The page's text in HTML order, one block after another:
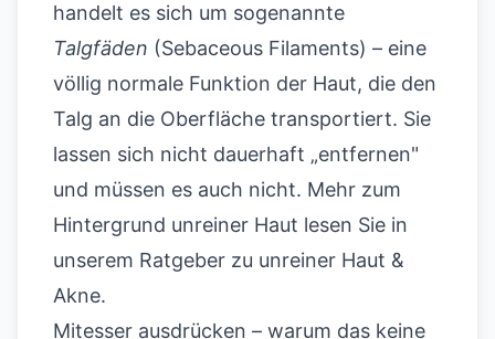
handelt es sich um sogenannte
Talgfäden (Sebaceous Filaments) – eine
völlig normale Funktion der Haut, die den
Talg an die Oberfläche transportiert. Sie
lassen sich nicht dauerhaft „entfernen"
und müssen es auch nicht. Mehr zum
Hintergrund unreiner Haut lesen Sie in
unserem Ratgeber zu unreiner Haut &
Akne.
Mitesser ausdrücken – warum das keine